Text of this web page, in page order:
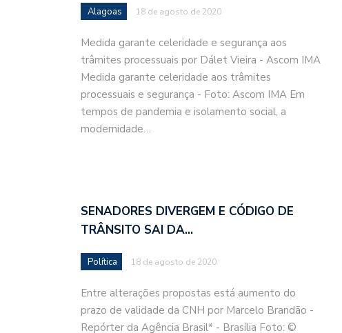
Alagoas 18 de agosto de 2020
Medida garante celeridade e segurança aos
trâmites processuais por Dálet Vieira - Ascom IMA
Medida garante celeridade aos trâmites
processuais e segurança - Foto: Ascom IMA Em
tempos de pandemia e isolamento social, a
modernidade…
SENADORES DIVERGEM E CÓDIGO DE
TRÂNSITO SAI DA…
Política 18 de agosto de 2020
Entre alterações propostas está aumento do
prazo de validade da CNH por Marcelo Brandão -
Repórter da Agência Brasil* - Brasília Foto: ©